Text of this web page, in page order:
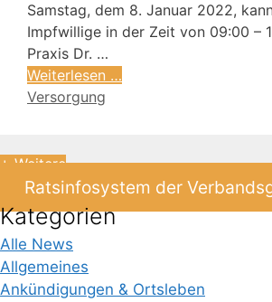
Samstag, dem 8. Januar 2022,
Impfwillige in der Zeit von 09:00 –
Praxis Dr. …
Weiterlesen …
Versorgung
+ Weitere
Ratsinfosystem der
Kategorien
Alle News
Allgemeines
Ankündigungen & Ortsleben